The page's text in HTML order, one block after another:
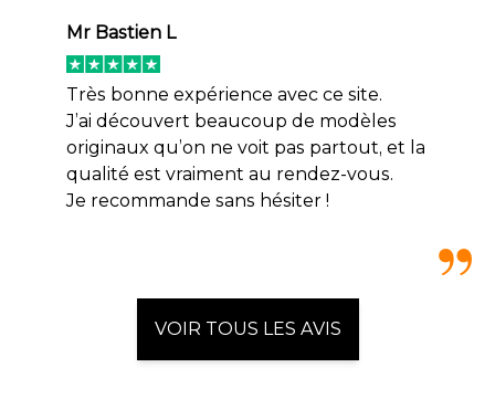
Mr Bastien L
Très bonne expérience avec ce site.
J’ai découvert beaucoup de modèles
originaux qu’on ne voit pas partout, et la
qualité est vraiment au rendez-vous.
Je recommande sans hésiter !
VOIR TOUS LES AVIS